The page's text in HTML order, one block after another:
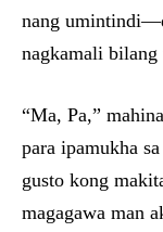
nang
nagkamali bilang
“Ma, Pa,”
para ipamukha
gusto kong
magagawa man